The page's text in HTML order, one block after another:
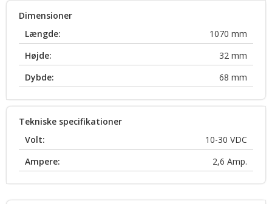
Dimensioner
Længde:
1070 mm
Højde:
32 mm
Dybde:
68 mm
Tekniske specifikationer
Volt:
10-30 VDC
Ampere:
2,6 Amp.